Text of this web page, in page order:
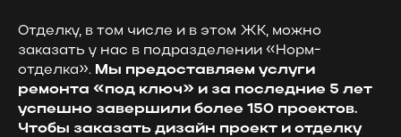
Отделку, в том числе и в этом ЖК, можно
заказать у нас в подразделении «Норм-
отделка». Мы предоставляем услуги
ремонта «под ключ» и за последние 5 лет
успешно завершили более 150 проектов.
Чтобы заказать дизайн проект и отделку